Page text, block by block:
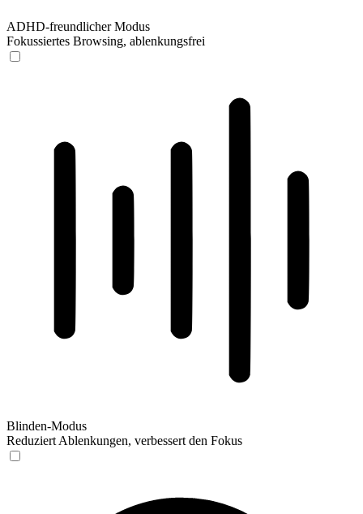
ADHD-freundlicher Modus
Fokussiertes Browsing, ablenkungsfrei
Blinden-Modus
Reduziert Ablenkungen, verbessert den Fokus